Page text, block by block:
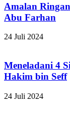
Amalan
Abu Farhan
24 Juli 2024
Meneladani 4
Hakim bin Seff
24 Juli 2024